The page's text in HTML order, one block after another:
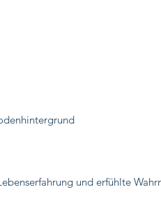
und erfühlte